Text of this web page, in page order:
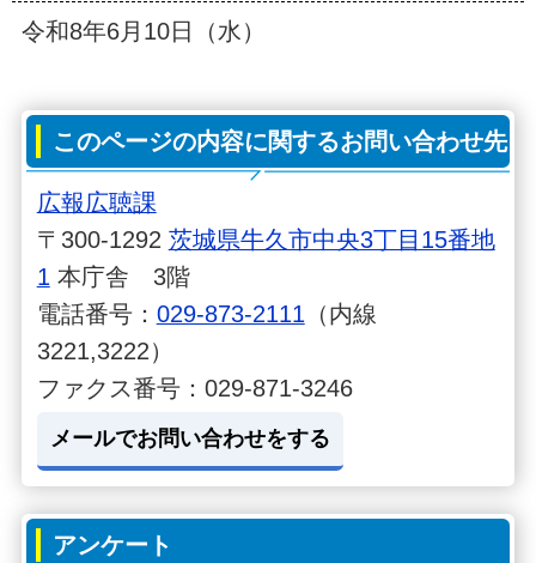
令和8年6月10日（水）
このページの内容に関するお問い合わせ先
広報広聴課
〒300-1292 茨城県牛久市中央3丁目15番地
1 本庁舎 3階
電話番号： 029-873-2111 （内線
3221,3222）
ファクス番号：029-871-3246
メールでお問い合わせをする
アンケート